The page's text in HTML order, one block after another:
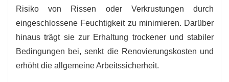
Risiko von Rissen oder Verkrustungen durch
eingeschlossene Feuchtigkeit zu minimieren. Darüber
hinaus trägt sie zur Erhaltung trockener und stabiler
Bedingungen bei, senkt die Renovierungskosten und
erhöht die allgemeine Arbeitssicherheit.